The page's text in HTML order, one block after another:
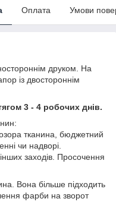
Оплата Умови
друком. На
із двостороннім
3 - 4 робочих днів.
тканина, бюджетний
чи надворі.
заходів. Просочення
Вона більше підходить
фарби на зворот